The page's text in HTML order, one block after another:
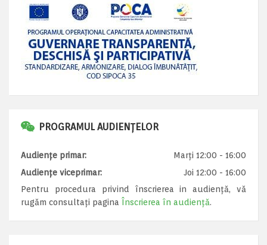
PROGRAMUL AUDIENȚELOR
Audiențe primar:
Marți 12:00 - 16:00
Audiențe viceprimar:
Joi 12:00 - 16:00
Pentru procedura privind înscrierea in audiență, vă
rugăm consultați pagina Înscrierea în audiență.